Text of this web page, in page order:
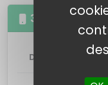
30GB
DETALLES DE LA